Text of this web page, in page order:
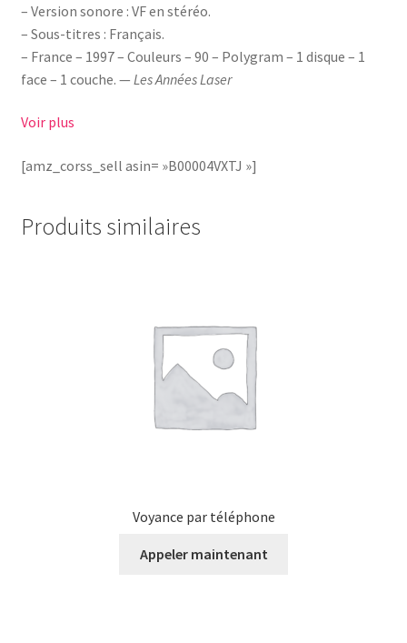
– Version sonore : VF en stéréo.
– Sous-titres : Français.
– France – 1997 – Couleurs – 90 – Polygram – 1 disque – 1
face – 1 couche. — Les Années Laser
Voir plus
[amz_corss_sell asin= »B00004VXTJ »]
Produits similaires
Voyance par téléphone
Appeler maintenant